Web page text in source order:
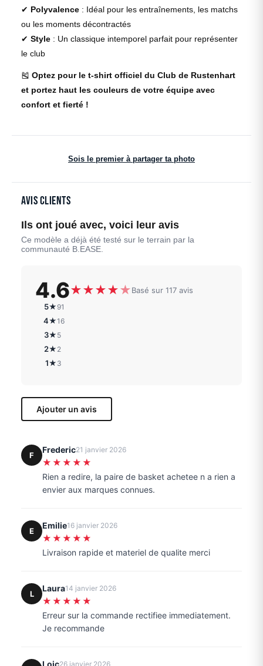
✔ Polyvalence : Idéal pour les entraînements, les matchs
ou les moments décontractés
✔ Style : Un classique intemporel parfait pour représenter
le club
🎽 Optez pour le t-shirt officiel du Club de Rustenhart
et portez haut les couleurs de votre équipe avec
confort et fierté !
Sois le premier à partager ta photo
Avis clients
Ils ont joué avec, voici leur avis
Ce modèle a déjà été testé sur le terrain par la
communauté B.EASE.
4.6★★★★★Basé sur 117 avis
5★ 91
4★16
3★ 5
2★ 2
1★ 3
Ajouter un avis
F
Frederic21 janvier 2026
★★★★★
Rien a redire, la paire de basket achetee n a rien a
envier aux marques connues.
E
Emilie16 janvier 2026
★★★★★
Livraison rapide et materiel de qualite merci
L
Laura14 janvier 2026
★★★★★
Erreur sur la commande rectifiee immediatement.
Je recommande
Loic26 janvier 2026